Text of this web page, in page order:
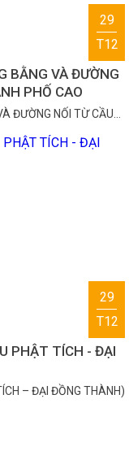
29
T12
BẰNG VÀ ĐƯỜNG
PHỐ CAO
ĐƯỜNG NỐI TỪ CẦU…
29
T12
PHẬT TÍCH - ĐẠI
– ĐẠI ĐỒNG THÀNH)